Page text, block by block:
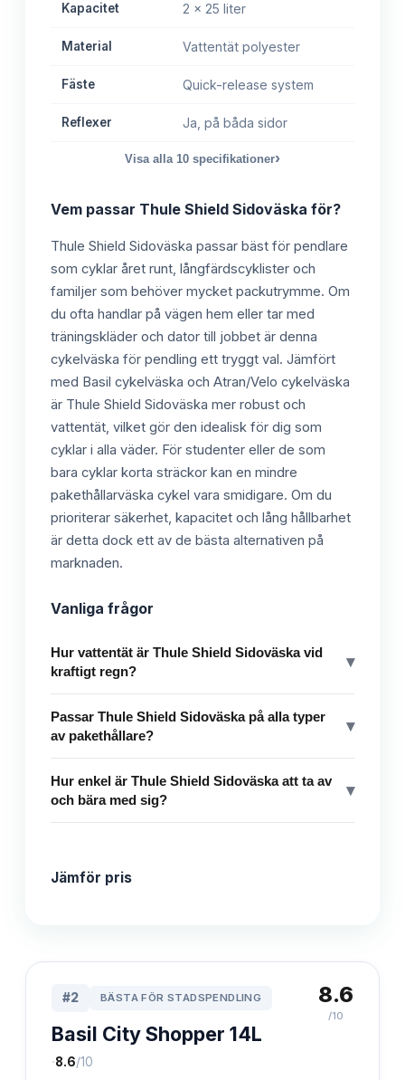
Kapacitet 2 x 25 liter
Material Vattentät polyester
Fäste Quick-release system
Reflexer Ja, på båda sidor
Visa alla 10 specifikationer›
Vem passar Thule Shield Sidoväska för?
Thule Shield Sidoväska passar bäst för pendlare
som cyklar året runt, långfärdscyklister och
familjer som behöver mycket packutrymme. Om
du ofta handlar på vägen hem eller tar med
träningskläder och dator till jobbet är denna
cykelväska för pendling ett tryggt val. Jämfört
med Basil cykelväska och Atran/Velo cykelväska
är Thule Shield Sidoväska mer robust och
vattentät, vilket gör den idealisk för dig som
cyklar i alla väder. För studenter eller de som
bara cyklar korta sträckor kan en mindre
pakethållarväska cykel vara smidigare. Om du
prioriterar säkerhet, kapacitet och lång hållbarhet
är detta dock ett av de bästa alternativen på
marknaden.
Vanliga frågor
Hur vattentät är Thule Shield Sidoväska vid
kraftigt regn?
▾
Passar Thule Shield Sidoväska på alla typer
av pakethållare?
▾
Hur enkel är Thule Shield Sidoväska att ta av
och bära med sig?
▾
Jämför pris
#2 BÄSTA FÖR STADSPENDLING
Basil City Shopper 14L
·8.6/10
8.6
/10